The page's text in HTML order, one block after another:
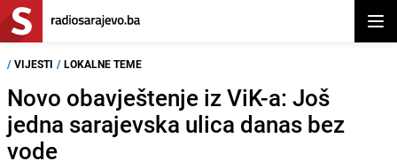
/ VIJESTI / LOKALNE TEME
Novo obavještenje iz ViK-a: Još
jedna sarajevska ulica danas bez
vode